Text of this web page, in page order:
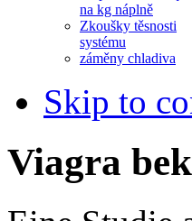
na kg náplně
Zkoušky těsnosti
systému
záměny chladiva
Skip to
Viagra